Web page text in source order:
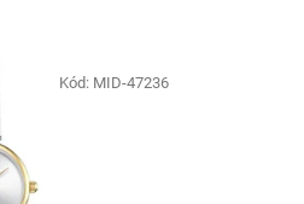
Kód: MID-47236